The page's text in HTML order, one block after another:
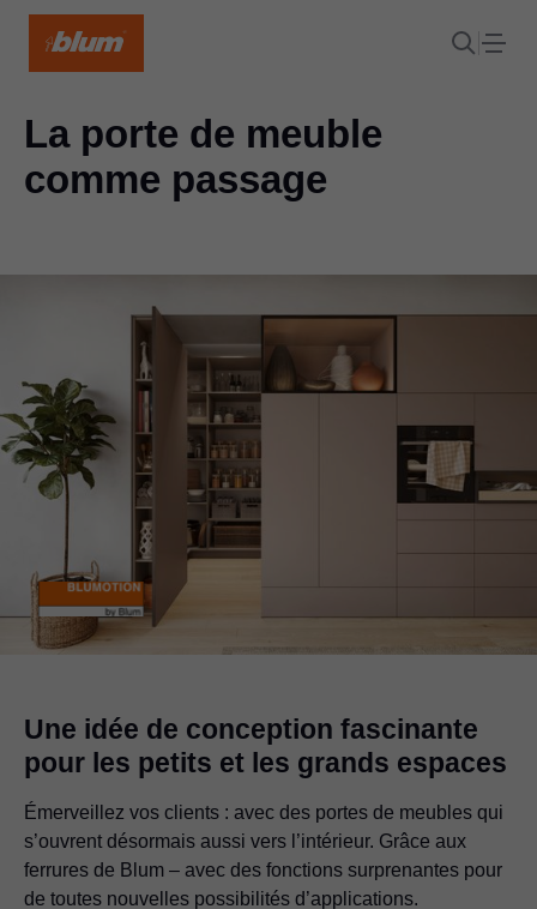
La porte de meuble
comme passage
Une idée de conception fascinante
pour les petits et les grands espaces
Émerveillez vos clients : avec des portes de meubles qui
s’ouvrent désormais aussi vers l’intérieur. Grâce aux
ferrures de Blum – avec des fonctions surprenantes pour
de toutes nouvelles possibilités d’applications.